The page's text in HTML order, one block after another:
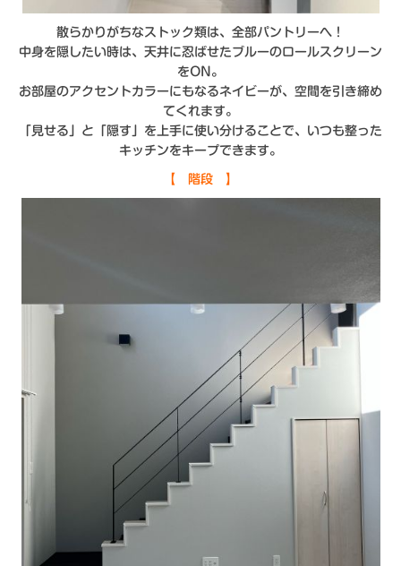
散らかりがちなストック類は、全部パントリーへ！
中身を隠したい時は、天井に忍ばせたブルーのロールスクリーン
をON。
お部屋のアクセントカラーにもなるネイビーが、空間を引き締め
てくれます。
「見せる」と「隠す」を上手に使い分けることで、いつも整った
キッチンをキープできます。
【 階段 】